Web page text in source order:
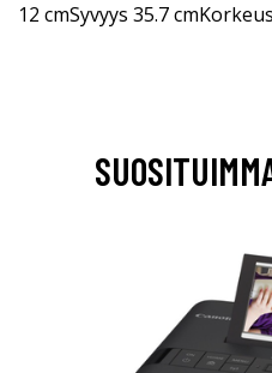
12 cmSyvyys 35.7